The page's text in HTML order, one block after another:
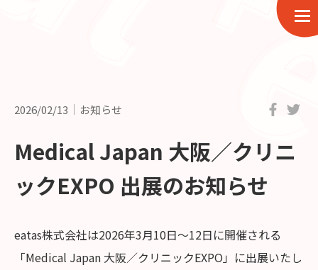
2026/02/13 お知らせ
Medical Japan 大阪／クリニ
ックEXPO 出展のお知らせ
eatas株式会社は2026年3月10日～12日に開催される
「Medical Japan 大阪／クリニックEXPO」に出展いたし